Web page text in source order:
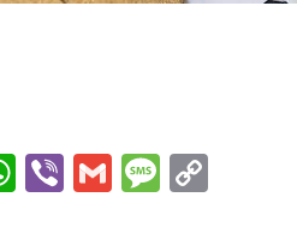
WhatsApp
ViberGmailMessage